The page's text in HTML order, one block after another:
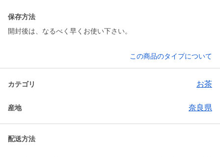
保存方法
開封後は、なるべく早くお使い下さい。
この商品のタイプについて
カテゴリ お茶
産地 奈良県
配送方法